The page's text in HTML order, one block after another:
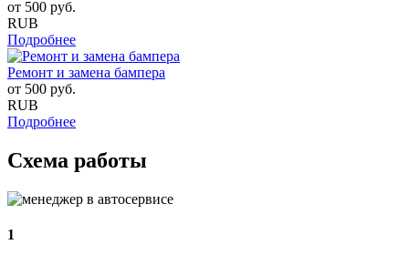
от 500 руб.
RUB
Подробнее
Ремонт и замена бампера
от 500 руб.
RUB
Подробнее
Схема работы
1